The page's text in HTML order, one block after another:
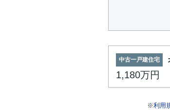
中古一戸建住宅
1,180万円
※利用